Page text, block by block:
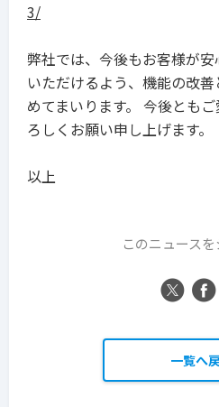
3/
弊社では、今後もお客様が
いただけるよう、機能の改
めてまいります。 今後とも
ろしくお願い申し上げます。
以上
このニュース
一覧へ